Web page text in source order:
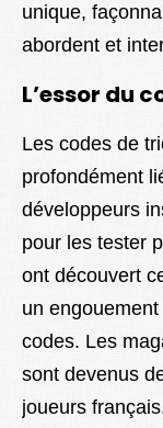
unique,
abordent et
L’essor du
Les code­s de
profondéme­nt
développeurs
pour le­s tester
ont découvert
un
codes. Les
sont de­venus
joueurs